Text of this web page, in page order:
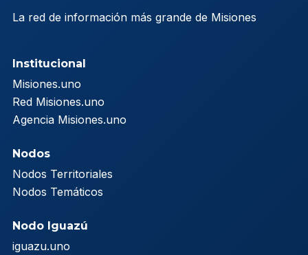
La red de información más grande de Misiones
Institucional
Misiones.uno
Red Misiones.uno
Agencia Misiones.uno
Nodos
Nodos Territoriales
Nodos Temáticos
Nodo Iguazú
iguazu.uno